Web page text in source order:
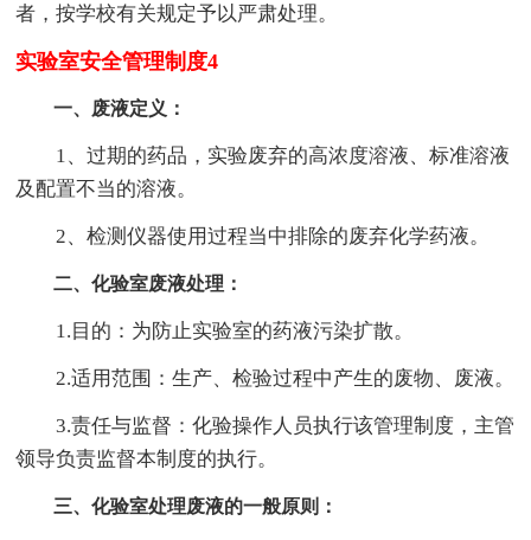
者，按学校有关规定予以严肃处理。
实验室安全管理制度4
一、废液定义：
1、过期的药品，实验废弃的高浓度溶液、标准溶液
及配置不当的溶液。
2、检测仪器使用过程当中排除的废弃化学药液。
二、化验室废液处理：
1.目的：为防止实验室的药液污染扩散。
2.适用范围：生产、检验过程中产生的废物、废液。
3.责任与监督：化验操作人员执行该管理制度，主管
领导负责监督本制度的执行。
三、化验室处理废液的一般原则：